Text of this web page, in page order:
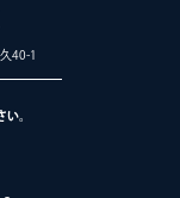
40-1
い。